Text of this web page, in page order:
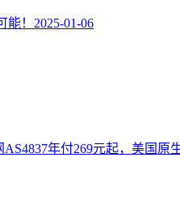
！ 2025-01-06
年付269元起，美国原